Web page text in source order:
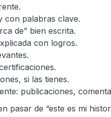
con palabras clave.
de” bien escrita.
con logros.
si las tienes.
publicaciones,
pasar de “este es mi